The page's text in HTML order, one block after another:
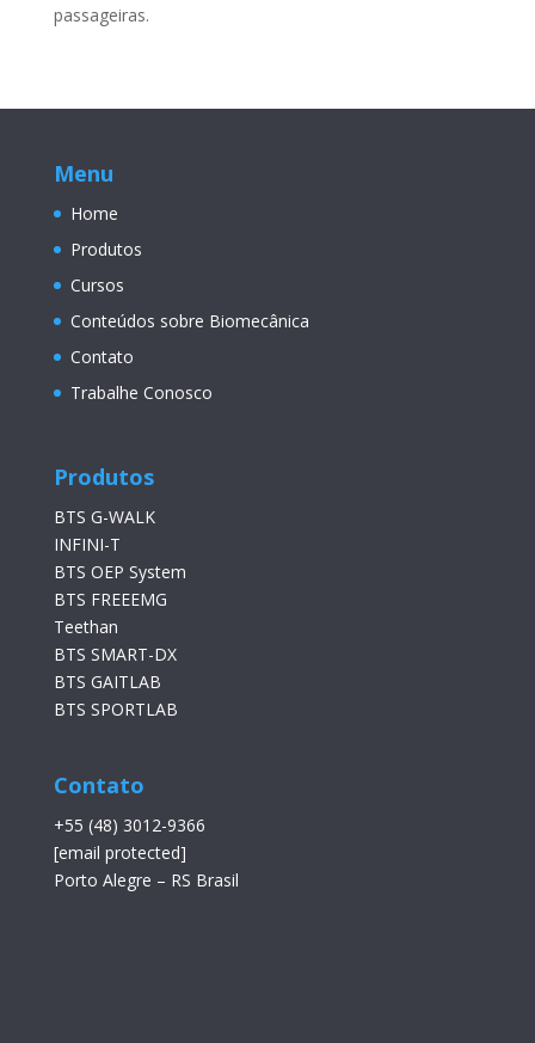
passageiras.
Menu
Home
Produtos
Cursos
Conteúdos sobre Biomecânica
Contato
Trabalhe Conosco
Produtos
BTS G-WALK
INFINI-T
BTS OEP System
BTS FREEEMG
Teethan
BTS SMART-DX
BTS GAITLAB
BTS SPORTLAB
Contato
+55 (48) 3012-9366
[email protected]
Porto Alegre – RS Brasil